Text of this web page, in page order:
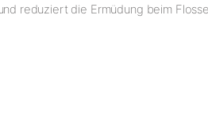
reduziert die Ermüdung beim